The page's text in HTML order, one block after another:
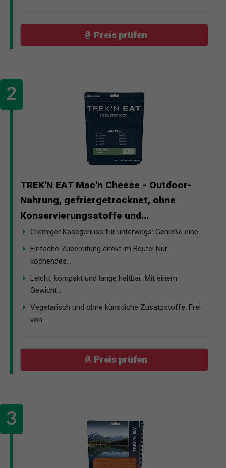
Preis prüfen
TREK'N EAT Mac'n Cheese - Outdoor-
Nahrung, gefriergetrocknet, ohne
Konservierungsstoffe und...
Cremiger Käsegenuss für unterwegs: Genieße eine...
Einfache Zubereitung direkt im Beutel Nur
kochendes...
Leicht, kompakt und lange haltbar: Mit einem
Gewicht...
Vegetarisch und ohne künstliche Zusatzstoffe: Frei
von...
Preis prüfen